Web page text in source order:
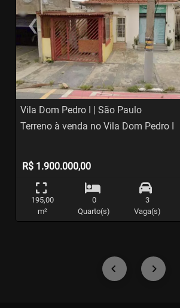
‹
Previous
Vila Dom Pedro I | São Paulo
Terreno à venda no Vila Dom Pedro I
R$ 1.900.000,00
195,00
m²
0
Quarto(s)
3
Vaga(s)